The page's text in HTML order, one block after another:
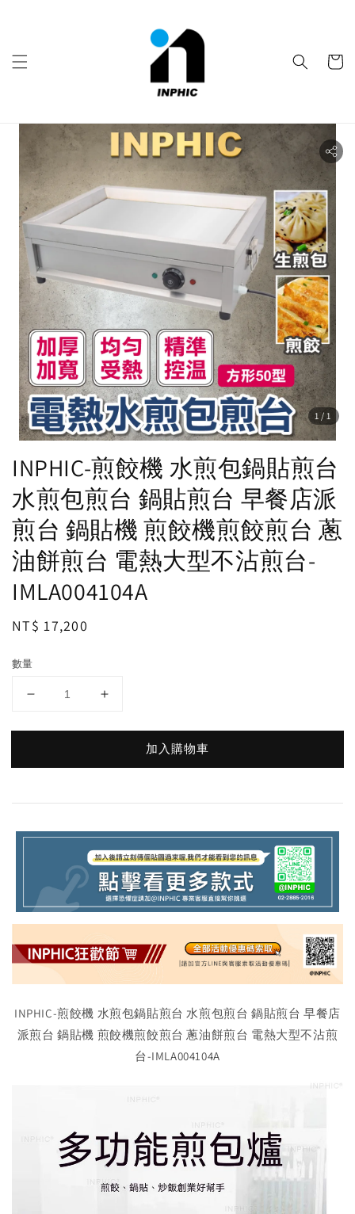
1 /1
INPHIC-煎餃機 水煎包鍋貼煎台
水煎包煎台 鍋貼煎台 早餐店派
煎台 鍋貼機 煎餃機煎餃煎台 蔥
油餅煎台 電熱大型不沾煎台-
IMLA004104A
Regular
NT$ 17,200
數量
加入購物車
INPHIC-煎餃機 水煎包鍋貼煎台 水煎包煎台 鍋貼煎台 早餐店
派煎台 鍋貼機 煎餃機煎餃煎台 蔥油餅煎台 電熱大型不沾煎
台-IMLA004104A